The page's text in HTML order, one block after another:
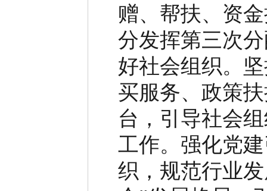
赠、帮扶、资
分发挥第三次
好社会组织。
买服务、政策
台，引导社会
工作。强化党
织，规范行业